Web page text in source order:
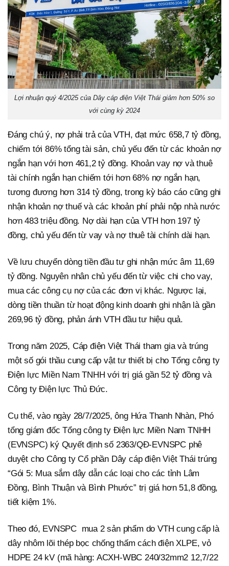
Lợi nhuận quý 4/2025 của Dây cáp điện Việt Thái giảm hơn 50% so
với cùng kỳ 2024
Đáng chú ý, nợ phải trả của VTH, đạt mức 658,7 tỷ đồng,
chiếm tới 86% tổng tài sản, chủ yếu đến từ các khoản nợ
ngắn hạn với hơn 461,2 tỷ đồng. Khoản vay nợ và thuê
tài chính ngắn hạn chiếm tới hơn 68% nợ ngắn hạn,
tương đương hơn 314 tỷ đồng, trong kỳ báo cáo cũng ghi
nhận khoản nợ thuế và các khoản phí phải nộp nhà nước
hơn 483 triệu đồng. Nợ dài hạn của VTH hơn 197 tỷ
đồng, chủ yếu đến từ vay và nợ thuê tài chính dài hạn.
Về lưu chuyển dòng tiền đầu tư ghi nhận mức âm 11,69
tỷ đồng. Nguyên nhân chủ yếu đến từ việc chi cho vay,
mua các công cụ nợ của các đơn vị khác. Ngược lại,
dòng tiền thuần từ hoạt động kinh doanh ghi nhận là gần
269,96 tỷ đồng, phản ánh VTH đầu tư hiệu quả.
Trong năm 2025, Cáp điện Việt Thái tham gia và trúng
một số gói thầu cung cấp vật tư thiết bị cho Tổng công ty
Điện lực Miền Nam TNHH với trị giá gần 52 tỷ đồng và
Công ty Điện lực Thủ Đức.
Cụ thể, vào ngày 28/7/2025, ông Hứa Thanh Nhàn, Phó
tổng giám đốc Tổng công ty Điện lực Miền Nam TNHH
(EVNSPC) ký Quyết định số 2363/QĐ-EVNSPC phê
duyệt cho Công ty Cổ phần Dây cáp điện Việt Thái trúng
“Gói 5: Mua sắm dây dẫn các loại cho các tỉnh Lâm
Đồng, Bình Thuận và Bình Phước” trị giá hơn 51,8 đồng,
tiết kiệm 1%.
Theo đó, EVNSPC mua 2 sản phẩm do VTH cung cấp là
dây nhôm lõi thép bọc chống thấm cách điện XLPE, vỏ
HDPE 24 kV (mã hàng: ACXH-WBC 240/32mm2 12,7/22